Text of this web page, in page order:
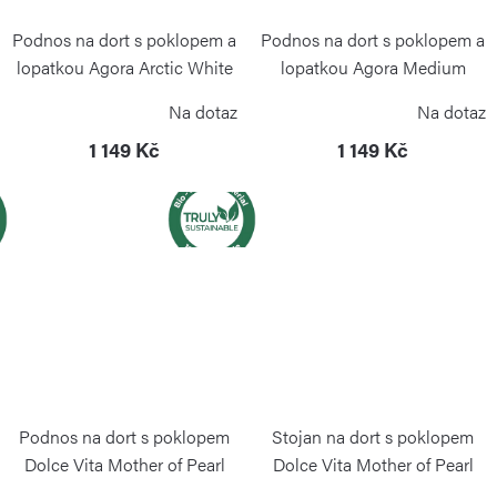
Podnos na dort s poklopem a
lopatkou Agora Arctic White
Na dotaz
1 149 Kč
Podnos na dort s poklopem a
lopatkou Agora Medium
Na dotaz
1 149 Kč
Podnos na dort s poklopem
Dolce Vita Mother of Pearl
Stojan na dort s poklopem
Dolce Vita Mother of Pearl